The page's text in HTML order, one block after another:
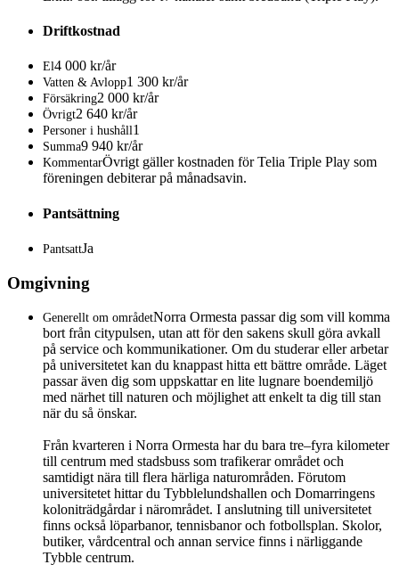
Driftkostnad
El4 000 kr/år
Vatten & Avlopp1 300 kr/år
Försäkring2 000 kr/år
Övrigt2 640 kr/år
Personer i hushåll1
Summa9 940 kr/år
KommentarÖvrigt gäller kostnaden för Telia Triple Play som
föreningen debiterar på månadsavin.
Pantsättning
PantsattJa
Omgivning
Generellt om områdetNorra Ormesta passar dig som vill komma
bort från citypulsen, utan att för den sakens skull göra avkall
på service och kommunikationer. Om du studerar eller arbetar
på universitetet kan du knappast hitta ett bättre område. Läget
passar även dig som uppskattar en lite lugnare boendemiljö
med närhet till naturen och möjlighet att enkelt ta dig till stan
när du så önskar.
Från kvarteren i Norra Ormesta har du bara tre–fyra kilometer
till centrum med stadsbuss som trafikerar området och
samtidigt nära till flera härliga naturområden. Förutom
universitetet hittar du Tybblelundshallen och Domarringens
koloniträdgårdar i närområdet. I anslutning till universitetet
finns också löparbanor, tennisbanor och fotbollsplan. Skolor,
butiker, vårdcentral och annan service finns i närliggande
Tybble centrum.